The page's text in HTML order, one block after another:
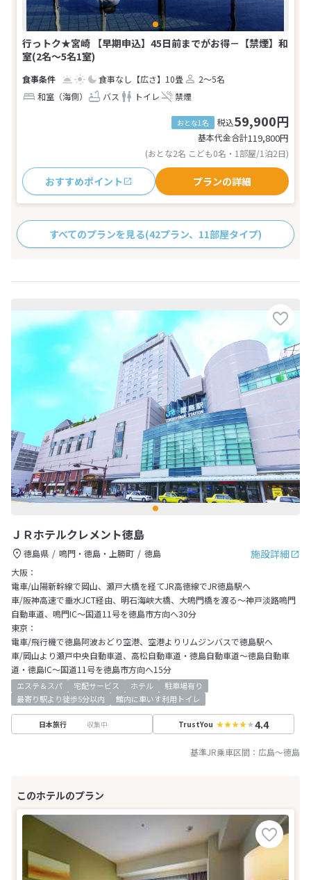
行っトク★宮崎 【早期申込】45日前までがお得－【禁煙】和
室(2名～5名1室)
食事なし 【広さ】10畳
2～5名
和室（海側）
バス トイレ 禁煙
おとな1名 税込59,900円
基本代金合計119,800円
(おとな2名 こども0名・1部屋/1泊2日)
おすすめポイント プランの詳細
すべてのプランを見る(42プラン、11部屋タイプ)
ＪＲホテルクレメント徳島
施設詳細
徳島県 鳴門・徳島・上勝町
徳島
大阪：
電車/山陽新幹線で岡山、瀬戸大橋を経てJR高徳線でJR徳島駅へ
車/阪神高速で垂水JCT経由、明石海峡大橋、大鳴門橋を渡る～神戸淡路鳴門
自動車道、鳴門IC～国道11号を徳島市方向へ30分
東京：
電車/飛行機で徳島阿波おどり空港、空港よりリムジンバスで徳島駅へ
車/岡山より瀬戸中央自動車道、高松自動車道・徳島自動車道～徳島自動車
道・徳島IC～国道11号を徳島市方向へ15分
エステ＆スパ 宅配サービス ホテル
駐車場有り
最寄り駅より徒歩5分以内
館内に車いす利用トイレ
日本旅行 収集中 TrustYou 4.4
基準JR乗車区間： 広島～徳島